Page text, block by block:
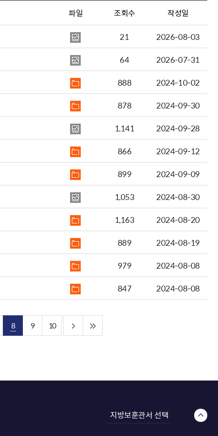
파일 조회수 작성일
21
2026-08-03
64
2026-07-31
888
2024-10-02
878
2024-09-30
1,141
2024-09-28
866
2024-09-12
899
2024-09-09
1,053
2024-08-30
1,163
2024-08-20
889
2024-08-19
979
2024-08-08
847
2024-08-08
8 9 10
지방보훈관서 선택